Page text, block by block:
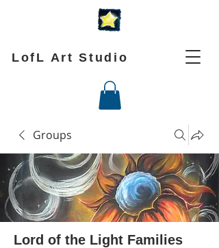
LofL Art Studio
Groups
Lord of the Light Families